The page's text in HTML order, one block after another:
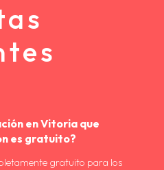
en Vitoria que
es gratuito?
gratuito para los